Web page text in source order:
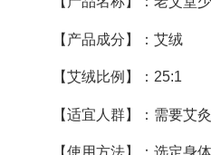
【产品成分】：艾绒
【艾绒比例】：25:1
【适宜人群】：需要艾